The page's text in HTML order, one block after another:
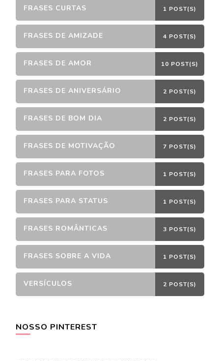
FRASES CURTAS 1 POST(S)
FRASES DE AMIZADE 4 POST(S)
FRASES DE AMOR 10 POST(S)
FRASES DE ANIVERSÁRIO 2 POST(S)
FRASES DE BOM DIA 2 POST(S)
FRASES DE MOTIVAÇÃO 7 POST(S)
FRASES PARA FOTOS 1 POST(S)
FRASES PARA STATUS 1 POST(S)
FRASES ROMÂNTICAS 3 POST(S)
FRASES SOBRE A VIDA 1 POST(S)
VERSÍCULOS 2 POST(S)
NOSSO PINTEREST